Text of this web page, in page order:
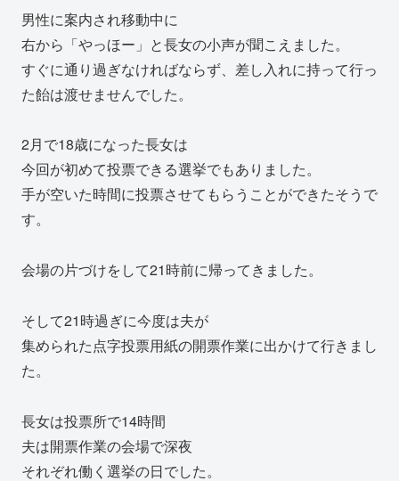
男性に案内され移動中に
右から「やっほー」と長女の小声が聞こえました。
すぐに通り過ぎなければならず、差し入れに持って行っ
た飴は渡せませんでした。
2月で18歳になった長女は
今回が初めて投票できる選挙でもありました。
手が空いた時間に投票させてもらうことができたそうで
す。
会場の片づけをして21時前に帰ってきました。
そして21時過ぎに今度は夫が
集められた点字投票用紙の開票作業に出かけて行きまし
た。
長女は投票所で14時間
夫は開票作業の会場で深夜
それぞれ働く選挙の日でした。